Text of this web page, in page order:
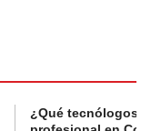
¿Qué tecnólogos